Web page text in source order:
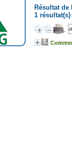
Résultat de
1